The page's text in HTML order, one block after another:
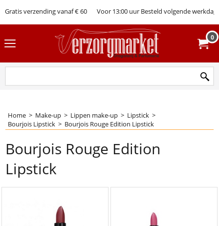
Gratis verzending vanaf € 60 Voor 13:00 uur Besteld volgende werkdag
0
Home > Make-up > Lippen make-up > Lipstick >
Bourjois Lipstick > Bourjois Rouge Edition Lipstick
Bourjois Rouge Edition
Lipstick